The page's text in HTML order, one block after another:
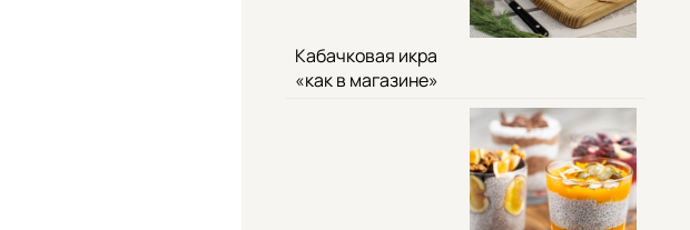
Кабачковая икра
«как в магазине»